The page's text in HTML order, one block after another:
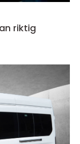
riktig